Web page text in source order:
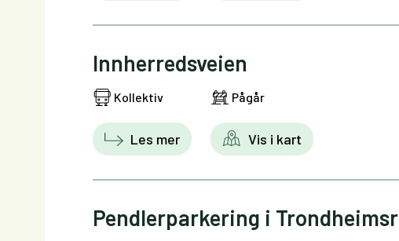
Innherredsveien
Kollektiv Pågår
Les mer Vis i kart
Pendlerparkering i